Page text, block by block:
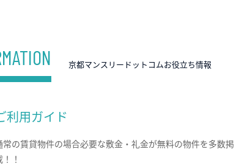
京都マンスリードットコムお役立ち情報
利用ガイド
常の賃貸物件の場合必要な敷金・礼金が無料の物件を多数掲
！